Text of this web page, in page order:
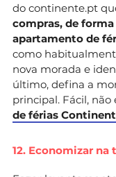
do continente.pt
compras, de
apartamento de
como
nova morada e
último, defina a
principal. Fácil, não
de férias
12. Economizar na